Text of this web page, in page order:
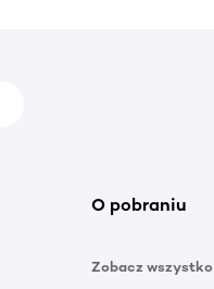
O pobraniu
Zobacz wszystko